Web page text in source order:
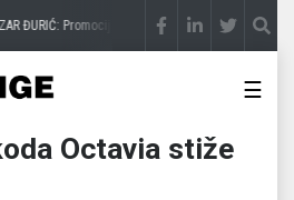
ĐURIĆ: Promocija potencijal pretvara u destinaciju
☰
Octavia stiže